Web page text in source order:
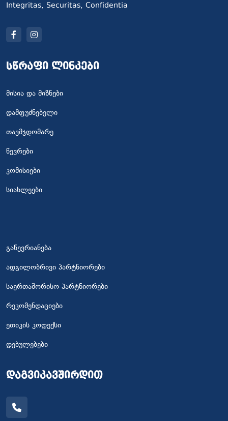
Integritas, Securitas, Confidentia
სწრაფი ლინკები
მისია და მიზნები
დამფუძნებელი
თავმჯდომარე
წევრები
კომისიები
სიახლეები
გაწევრიანება
ადგილობრივი პარტნიორები
საერთაშორისო პარტნიორები
რეკომენდაციები
ეთიკის კოდექსი
დებულებები
დაგვიკავშირდით